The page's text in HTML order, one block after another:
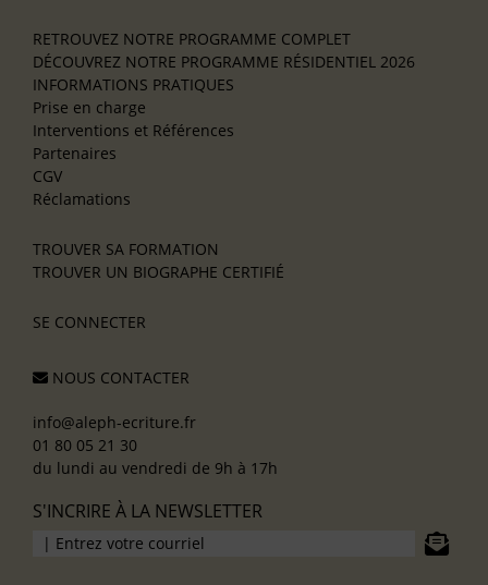
RETROUVEZ NOTRE PROGRAMME COMPLET
DÉCOUVREZ NOTRE PROGRAMME RÉSIDENTIEL 2026
INFORMATIONS PRATIQUES
Prise en charge
Interventions et Références
Partenaires
CGV
Réclamations
TROUVER SA FORMATION
TROUVER UN BIOGRAPHE CERTIFIÉ
SE CONNECTER
NOUS CONTACTER
info@aleph-ecriture.fr
01 80 05 21 30
du lundi au vendredi de 9h à 17h
S'INCRIRE À LA NEWSLETTER